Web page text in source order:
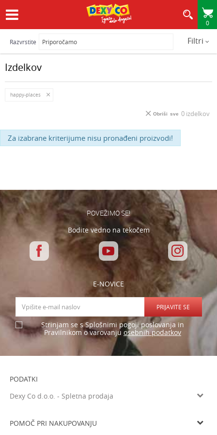
0
Izdelkov
Razvrstite Filtri
happy-places
0 izdelkov
Obriši sve
Za izabrane kriterijume nisu pronađeni proizvodi!
POVEŽIMO SE!
Bodite vedno na tekočem
E-NOVICE
PRIJAVITE SE
Strinjam se s Splošnimi pogoji poslovanja in
Pravilnikom o varovanju osebnih podatkov
PODATKI
Dexy Co d.o.o. - Spletna prodaja
Tel: 05 933 75 21
POMOČ PRI NAKUPOVANJU